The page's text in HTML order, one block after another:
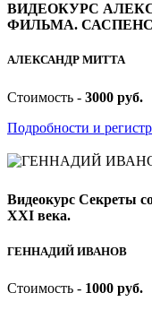
ВИДЕОКУРС
ФИЛЬМА. САСПЕНС
АЛЕКСАНДР МИТТА
Стоимость - 3000 руб.
Подробности и
Видеокурс Секреты
XXI века.
ГЕННАДИЙ ИВАНОВ
Стоимость - 1000 руб.